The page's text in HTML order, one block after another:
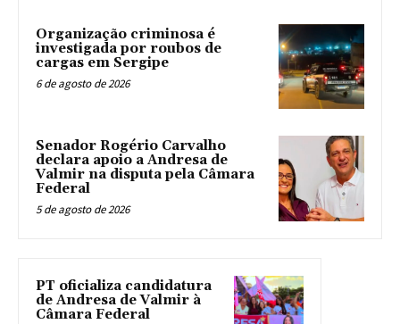
Organização criminosa é
investigada por roubos de
cargas em Sergipe
6 de agosto de 2026
Senador Rogério Carvalho
declara apoio a Andresa de
Valmir na disputa pela Câmara
Federal
5 de agosto de 2026
PT oficializa candidatura
de Andresa de Valmir à
Câmara Federal